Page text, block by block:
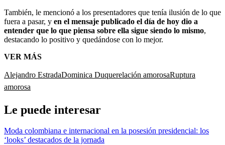
También, le mencionó a los presentadores que tenía ilusión de lo que
fuera a pasar, y en el mensaje publicado el día de hoy dio a
entender que lo que piensa sobre ella sigue siendo lo mismo,
destacando lo positivo y quedándose con lo mejor.
VER MÁS
Alejandro EstradaDominica Duquerelación amorosaRuptura
amorosa
Le puede interesar
Moda colombiana e internacional en la posesión presidencial: los
‘looks’ destacados de la jornada